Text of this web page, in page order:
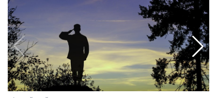
релизы
О
Metro
Стримы
Спецпроекты
Звезды